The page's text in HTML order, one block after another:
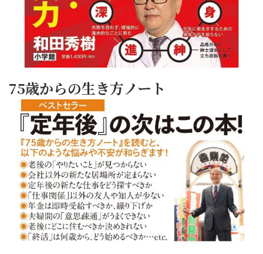
75歳からの生き方ノート